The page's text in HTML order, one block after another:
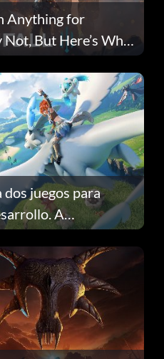
Anything for
But Here’s Why
juegos para
A
por qué.